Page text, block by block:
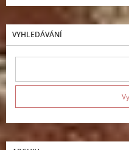
VYHLEDÁVÁNÍ